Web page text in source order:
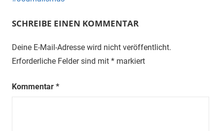
SCHREIBE EINEN KOMMENTAR
Deine E-Mail-Adresse wird nicht veröffentlicht.
Erforderliche Felder sind mit * markiert
Kommentar *